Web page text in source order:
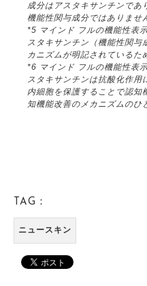
成分はアスタキサンチンであ
機能性関与成分ではありませ
*5 マインド フルの機能性表
スタキサンチン（機能性関与
カニズムが明記されているた
*6 マインド フルの機能性表
スタキサンチンは抗酸化作用
内細胞を保護することで認知
知機能改善のメカニズムのひ
TAG：
ニュースキン